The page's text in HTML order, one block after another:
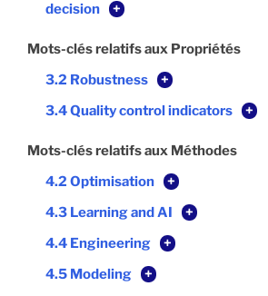
decision
+
Mots-clés relatifs aux Propriétés
3.2 Robustness
+
3.4 Quality control indicators
+
Mots-clés relatifs aux Méthodes
4.2 Optimisation
+
4.3 Learning and AI
+
4.4 Engineering
+
4.5 Modeling
+